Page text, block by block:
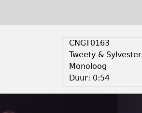
CNGT0163
Tweety & Sylvester
Monoloog
Duur: 0:54